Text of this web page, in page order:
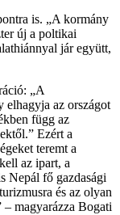
is. „A kormány
új a poltikai
jár együtt,
„A
elhagyja az országot
függ az
Ezért a
teremt a
az ipart, a
Nepál fő gazdasági
és az olyan
magyarázza Bogati